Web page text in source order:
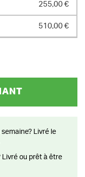
255,00 €
510,00 €